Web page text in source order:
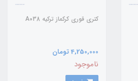
کتری قوری کرکماز ترکیه A038
4,250,000 تومان
ناموجود